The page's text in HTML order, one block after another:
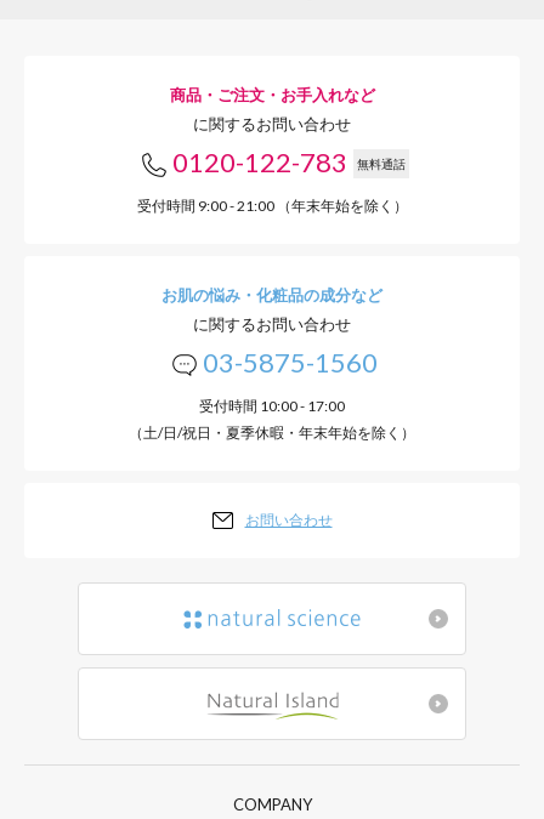
商品・ご注文・お手入れなど
に関するお問い合わせ
0120-122-783 無料通話
受付時間 9:00 - 21:00 （年末年始を除く）
お肌の悩み・化粧品の成分など
に関するお問い合わせ
03-5875-1560
受付時間 10:00 - 17:00
（土/日/祝日・夏季休暇・年末年始を除く）
お問い合わせ
COMPANY